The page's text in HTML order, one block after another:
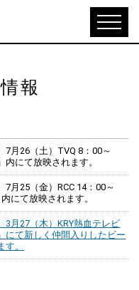
報
7月26（土）TVQ 8：00～
内にて放映されます。
7月25（金）RCC 14：00～
にて放映されます。
3月27（木）KRY熱血テレビ
にて新しく仲間入りしたビー
。